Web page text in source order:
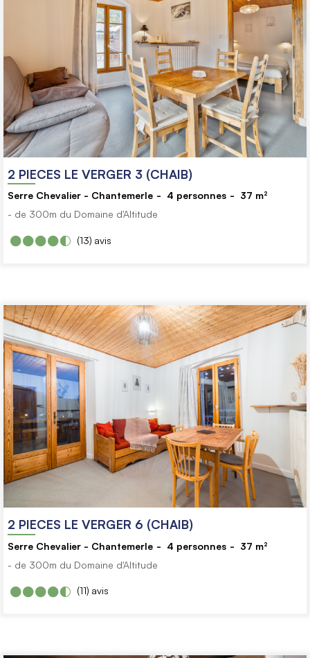
2 PIECES LE VERGER 3 (CHAIB)
Serre Chevalier - Chantemerle 4 personnes 37 m²
- de 300m du Domaine d'Altitude
avis
(13)
2 PIECES LE VERGER 6 (CHAIB)
Serre Chevalier - Chantemerle 4 personnes 37 m²
- de 300m du Domaine d'Altitude
avis
(11)